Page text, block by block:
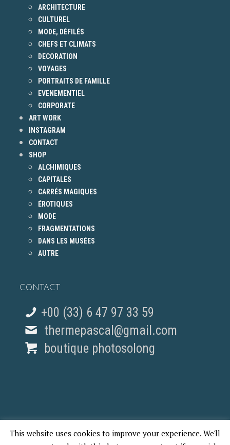
ARCHITECTURE
CULTUREL
MODE, DÉFILÉS
CHEFS ET CLIMATS
DECORATION
VOYAGES
PORTRAITS DE FAMILLE
EVENEMENTIEL
CORPORATE
ART WORK
INSTAGRAM
CONTACT
SHOP
ALCHIMIQUES
CAPITALES
CARRÉS MAGIQUES
ÉROTIQUES
MODE
FRAGMENTATIONS
DANS LES MUSÉES
AUTRE
CONTACT
+00 (33) 6 47 97 33 59
thermepascal@gmail.com
boutique photosolong
This website uses cookies to improve your experience. We'll